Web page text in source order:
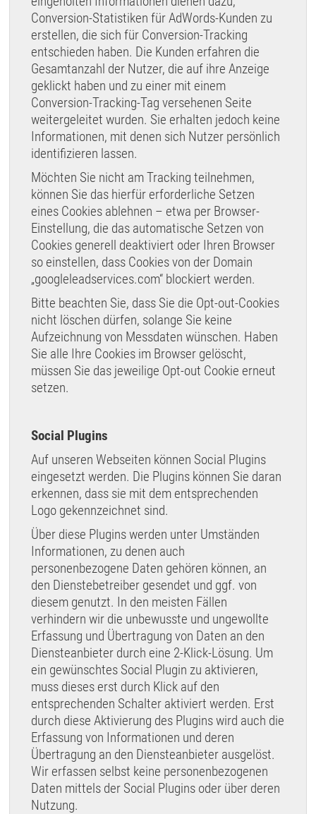
Conversion-Statistiken für AdWords-Kunden zu
erstellen, die sich für Conversion-Tracking
entschieden haben. Die Kunden erfahren die
Gesamtanzahl der Nutzer, die auf ihre Anzeige
geklickt haben und zu einer mit einem
Conversion-Tracking-Tag versehenen Seite
weitergeleitet wurden. Sie erhalten jedoch keine
Informationen, mit denen sich Nutzer persönlich
identifizieren lassen.
Möchten Sie nicht am Tracking teilnehmen,
können Sie das hierfür erforderliche Setzen
eines Cookies ablehnen – etwa per Browser-
Einstellung, die das automatische Setzen von
Cookies generell deaktiviert oder Ihren Browser
so einstellen, dass Cookies von der Domain
„googleleadservices.com“ blockiert werden.
Bitte beachten Sie, dass Sie die Opt-out-Cookies
nicht löschen dürfen, solange Sie keine
Aufzeichnung von Messdaten wünschen. Haben
Sie alle Ihre Cookies im Browser gelöscht,
müssen Sie das jeweilige Opt-out Cookie erneut
setzen.
Social Plugins
Auf unseren Webseiten können Social Plugins
eingesetzt werden. Die Plugins können Sie daran
erkennen, dass sie mit dem entsprechenden
Logo gekennzeichnet sind.
Über diese Plugins werden unter Umständen
Informationen, zu denen auch
personenbezogene Daten gehören können, an
den Dienstebetreiber gesendet und ggf. von
diesem genutzt. In den meisten Fällen
verhindern wir die unbewusste und ungewollte
Erfassung und Übertragung von Daten an den
Diensteanbieter durch eine 2-Klick-Lösung. Um
ein gewünschtes Social Plugin zu aktivieren,
muss dieses erst durch Klick auf den
entsprechenden Schalter aktiviert werden. Erst
durch diese Aktivierung des Plugins wird auch die
Erfassung von Informationen und deren
Übertragung an den Diensteanbieter ausgelöst.
Wir erfassen selbst keine personenbezogenen
Daten mittels der Social Plugins oder über deren
Nutzung.